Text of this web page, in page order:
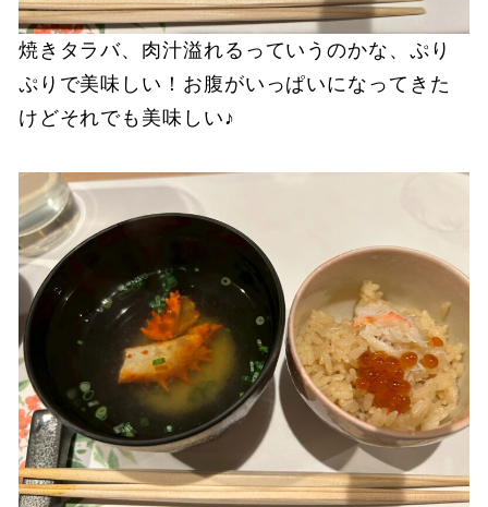
焼きタラバ、肉汁溢れるっていうのかな、ぷり
ぷりで美味しい！お腹がいっぱいになってきた
けどそれでも美味しい♪